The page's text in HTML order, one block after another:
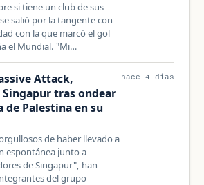
si tiene un club de sus
salió por la tangente con
con la que marcó el gol
el Mundial. "Mi…
Attack,
tras ondear
de Palestina en su
de haber llevado a
espontánea junto a
de Singapur", han
del grupo
hace 4 días